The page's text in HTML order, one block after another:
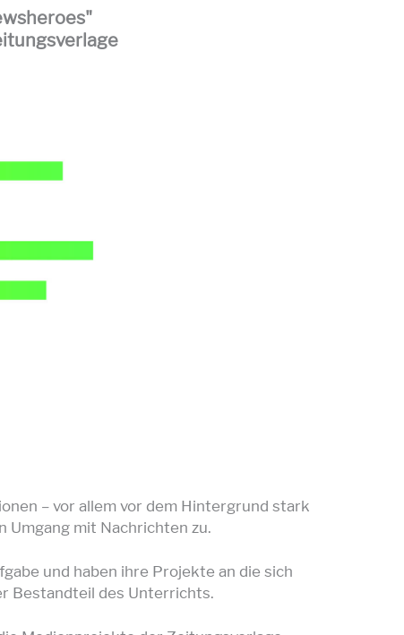
– vor allem vor dem Hintergrund stark
mit Nachrichten zu.
und haben ihre Projekte an die sich
Bestandteil des Unterrichts.